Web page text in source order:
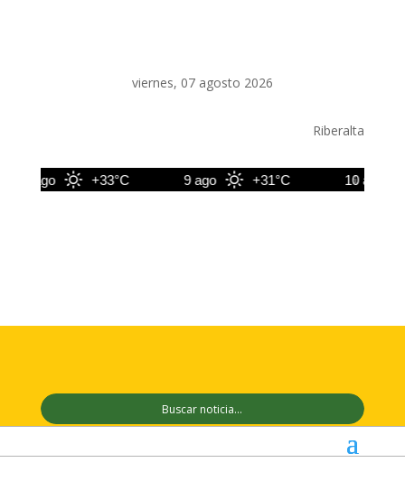
viernes, 07 agosto 2026
Riberalta
+33°C 9 ago +31°C 10 ago